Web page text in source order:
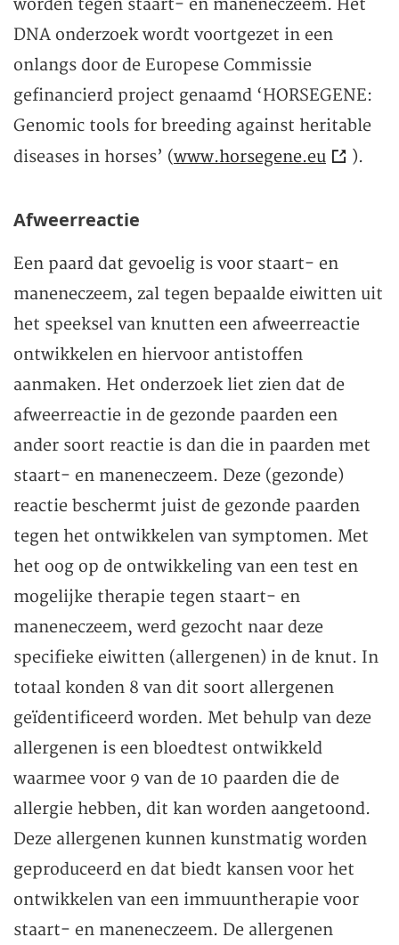
worden tegen staart- en maneneczeem. Het
DNA onderzoek wordt voortgezet in een
onlangs door de Europese Commissie
gefinancierd project genaamd ‘HORSEGENE:
Genomic tools for breeding against heritable
diseases in horses’ (www.horsegene.eu ).
Afweerreactie
Een paard dat gevoelig is voor staart- en
maneneczeem, zal tegen bepaalde eiwitten uit
het speeksel van knutten een afweerreactie
ontwikkelen en hiervoor antistoffen
aanmaken. Het onderzoek liet zien dat de
afweerreactie in de gezonde paarden een
ander soort reactie is dan die in paarden met
staart- en maneneczeem. Deze (gezonde)
reactie beschermt juist de gezonde paarden
tegen het ontwikkelen van symptomen. Met
het oog op de ontwikkeling van een test en
mogelijke therapie tegen staart- en
maneneczeem, werd gezocht naar deze
specifieke eiwitten (allergenen) in de knut. In
totaal konden 8 van dit soort allergenen
geïdentificeerd worden. Met behulp van deze
allergenen is een bloedtest ontwikkeld
waarmee voor 9 van de 10 paarden die de
allergie hebben, dit kan worden aangetoond.
Deze allergenen kunnen kunstmatig worden
geproduceerd en dat biedt kansen voor het
ontwikkelen van een immuuntherapie voor
staart- en maneneczeem. De allergenen